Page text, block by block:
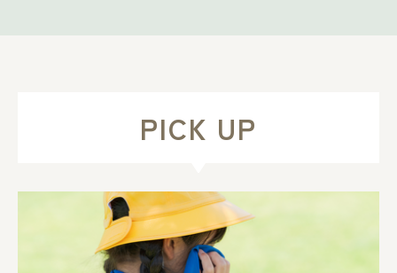
PICK UP